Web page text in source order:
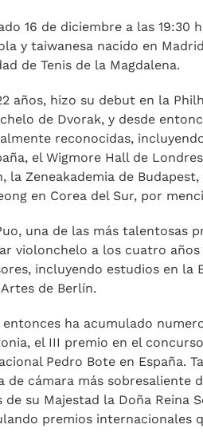
16 de diciembre a las
y taiwanesa nacido en
de Tenis de la Magdalena.
años, hizo su debut en la
de Dvorak, y desde
reconocidas,
el Wigmore Hall de
la Zeneakademia de
en Corea del Sur, por
una de las más talentosas
violonchelo a los cuatro
incluyendo estudios en la
de Berlín.
entonces ha acumulado
el III premio en el
Pedro Bote en España.
de cámara más sobresaliente
de su Majestad la Doña Reina
premios internacionales